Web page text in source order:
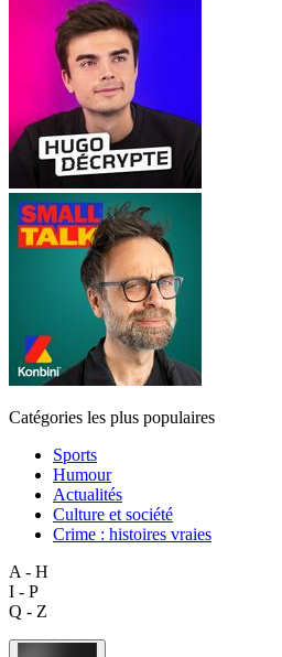
Catégories les plus populaires
Sports
Humour
Actualités
Culture et société
Crime : histoires vraies
A - H
I - P
Q - Z